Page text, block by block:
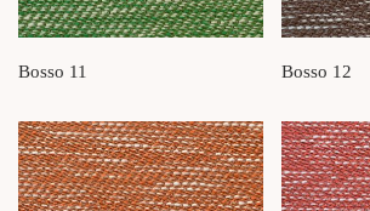
Bosso 11 Bosso 12